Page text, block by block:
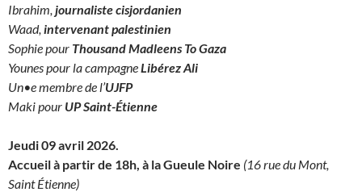
Ibrahim, journaliste cisjordanien
Waad, intervenant palestinien
Sophie pour Thousand Madleens To Gaza
Younes pour la campagneLibérez Ali
Un•e membre de l’UJFP
Maki pour UP Saint-Étienne
Jeudi 09 avril 2026
Accueil à partir de 18h, à la Gueule Noire (16 rue du Mont,
Saint Étienne)